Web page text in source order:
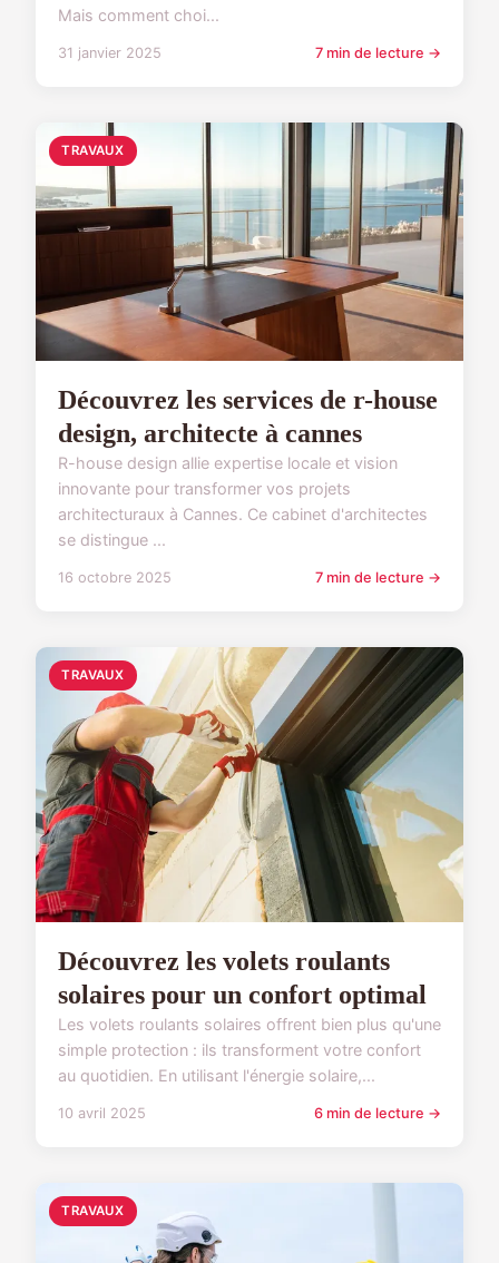
Mais comment choi...
31 janvier 2025 7 min de lecture →
TRAVAUX
Découvrez les services de r-house
design, architecte à cannes
R-house design allie expertise locale et vision
innovante pour transformer vos projets
architecturaux à Cannes. Ce cabinet d'architectes
se distingue ...
16 octobre 2025 7 min de lecture →
TRAVAUX
Découvrez les volets roulants
solaires pour un confort optimal
Les volets roulants solaires offrent bien plus qu'une
simple protection : ils transforment votre confort
au quotidien. En utilisant l'énergie solaire,...
10 avril 2025 6 min de lecture →
TRAVAUX